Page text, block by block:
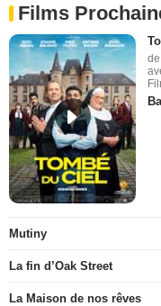
Films
Mutiny
La fin d’Oak Street
La Maison de nos rêves